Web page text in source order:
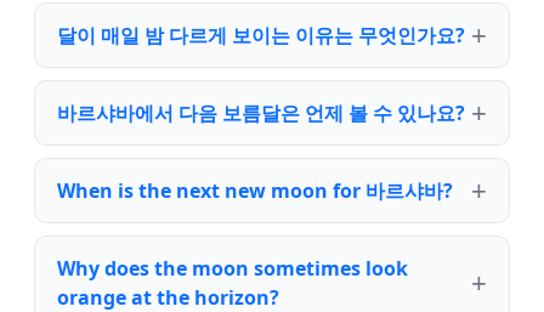
달이 매일 밤 다르게 보이는 이유는 무엇인가요?
바르샤바에서 다음 보름달은 언제 볼 수 있나요?
When is the next new moon for 바르샤바?
Why does the moon sometimes look
orange at the horizon?